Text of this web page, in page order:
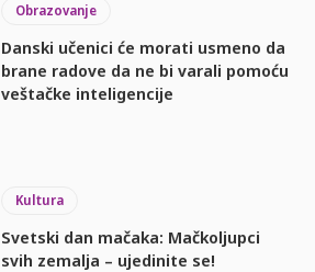
Obrazovanje
Danski učenici će morati usmeno da
brane radove da ne bi varali pomoću
veštačke inteligencije
Kultura
Svetski dan mačaka: Mačkoljupci
svih zemalja – ujedinite se!